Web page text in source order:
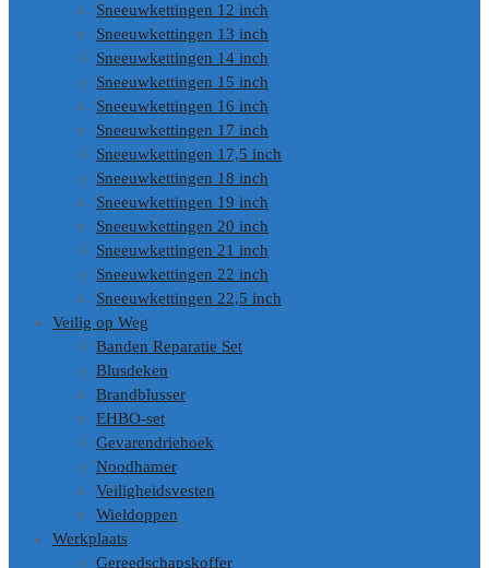
Sneeuwkettingen 12 inch
Sneeuwkettingen 13 inch
Sneeuwkettingen 14 inch
Sneeuwkettingen 15 inch
Sneeuwkettingen 16 inch
Sneeuwkettingen 17 inch
Sneeuwkettingen 17,5 inch
Sneeuwkettingen 18 inch
Sneeuwkettingen 19 inch
Sneeuwkettingen 20 inch
Sneeuwkettingen 21 inch
Sneeuwkettingen 22 inch
Sneeuwkettingen 22,5 inch
Veilig op Weg
Banden Reparatie Set
Blusdeken
Brandblusser
EHBO-set
Gevarendriehoek
Noodhamer
Veiligheidsvesten
Wieldoppen
Werkplaats
Gereedschapskoffer